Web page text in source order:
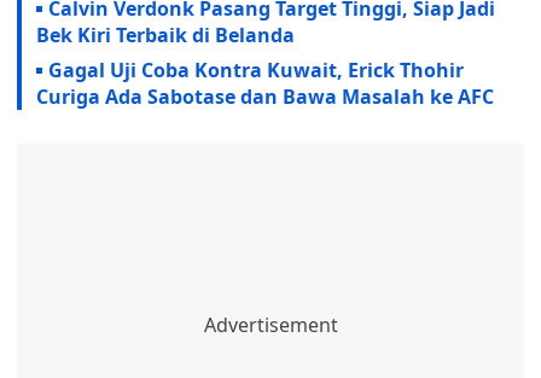
Calvin Verdonk Pasang Target Tinggi, Siap Jadi
Bek Kiri Terbaik di Belanda
Gagal Uji Coba Kontra Kuwait, Erick Thohir
Curiga Ada Sabotase dan Bawa Masalah ke AFC